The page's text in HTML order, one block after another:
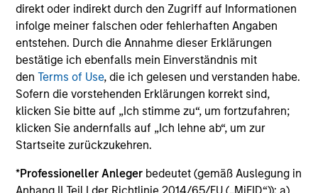
direkt oder indirekt durch den Zugriff auf Informationen
infolge meiner falschen oder fehlerhaften Angaben
entstehen. Durch die Annahme dieser Erklärungen
bestätige ich ebenfalls mein Einverständnis mit
denTerms of Use, die ich gelesen und verstanden habe.
Sofern die vorstehenden Erklärungen korrekt sind,
klicken Sie bitte auf „Ich stimme zu“, um fortzufahren;
klicken Sie andernfalls auf „Ich lehne ab“, um zur
Startseite zurückzukehren.
*Professioneller Anleger bedeutet (gemäß Auslegung in
Investment Approach
Counterpoint Global believes that it may achieve value-
added investment results more consistently through
bottom-up analysis and qualitative judgment rather than
holds that optimal stock selection is primarily a function